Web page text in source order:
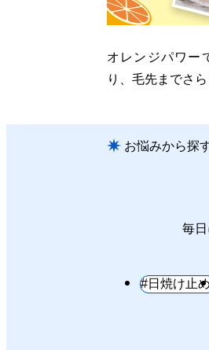
オレンジパワー
り、毛先までさら
お悩みから探
毎
#日焼け止め